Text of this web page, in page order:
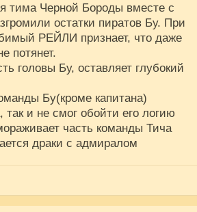
тима Черной Бороды вместе с
остатки пиратов Бу. При
РЕЙЛИ признает, что даже
потянет.
головы Бу, оставляет глубокий
Бу(кроме капитана)
так и не смог обойти его логию
часть команды Тича
драки с адмиралом